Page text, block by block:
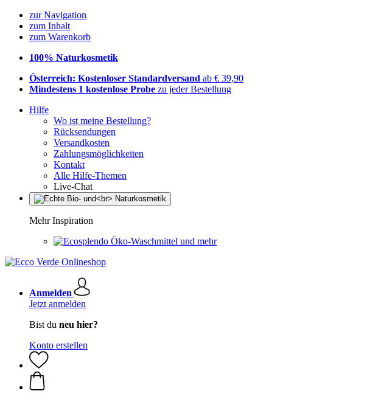
zur Navigation
zum Inhalt
zum Warenkorb
100% Naturkosmetik
Österreich: Kostenloser Standardversand ab € 39,90
Mindestens 1 kostenlose Probe zu jeder Bestellung
Hilfe
Wo ist meine Bestellung?
Rücksendungen
Versandkosten
Zahlungsmöglichkeiten
Kontakt
Alle Hilfe-Themen
Live-Chat
Mehr Inspiration
Öko-Waschmittel und mehr
Anmelden
Jetzt anmelden
Bist du neu hier?
Konto erstellen